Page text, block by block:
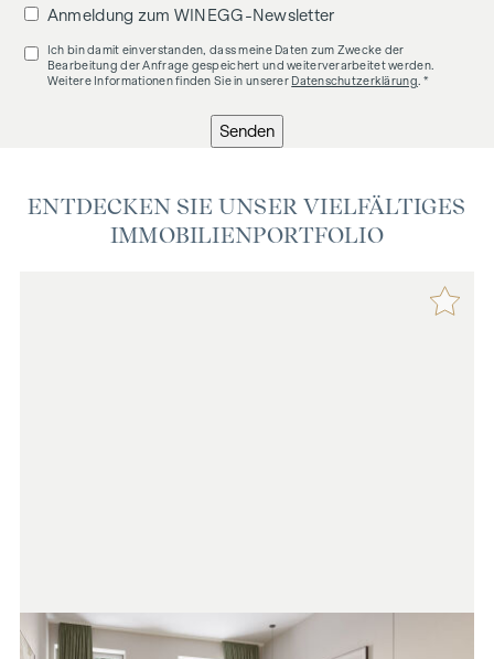
Anmeldung zum WINEGG-Newsletter
Ich bin damit einverstanden, dass meine Daten zum Zwecke der
Bearbeitung der Anfrage gespeichert und weiterverarbeitet werden.
Weitere Informationen finden Sie in unserer Datenschutzerklärung . *
Senden
ENTDECKEN SIE UNSER VIELFÄLTIGES
IMMOBILIENPORTFOLIO